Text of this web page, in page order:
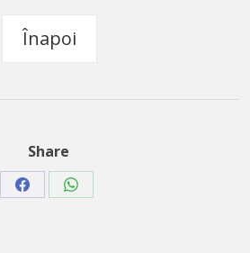
Înapoi
Share
Share Share